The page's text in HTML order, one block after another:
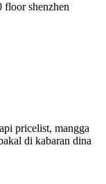
floor shenzhen
pricelist, mangga
di kabaran dina